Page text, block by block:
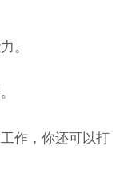
。
作，你还可以打